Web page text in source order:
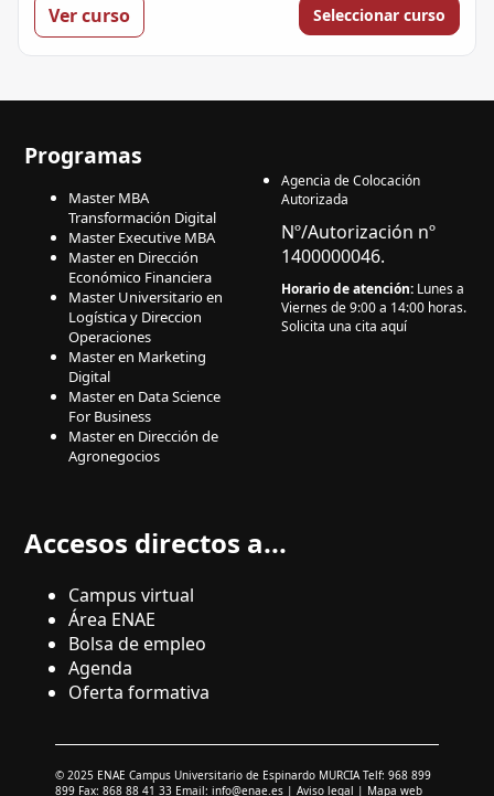
Ver curso Seleccionar curso
Programas
Master MBA
Transformación Digital
Master Executive MBA
Master en Dirección
Económico Financiera
Master Universitario en
Logística y Direccion
Operaciones
Master en Marketing
Digital
Master en Data Science
For Business
Master en Dirección de
Agronegocios
Agencia de Colocación
Autorizada
Nº/Autorización nº
1400000046.
Horario de atención: Lunes a
Viernes de 9:00 a 14:00 horas.
Solicita una cita aquí
Accesos directos a...
Campus virtual
Área ENAE
Bolsa de empleo
Agenda
Oferta formativa
© 2025 ENAE Campus Universitario de Espinardo MURCIA Telf: 968 899
899 Fax: 868 88 41 33 Email: info@enae.es | Aviso legal | Mapa web